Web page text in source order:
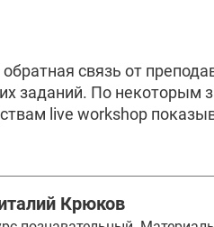
связь от
заданий. По некоторым
live workshop
Крюков